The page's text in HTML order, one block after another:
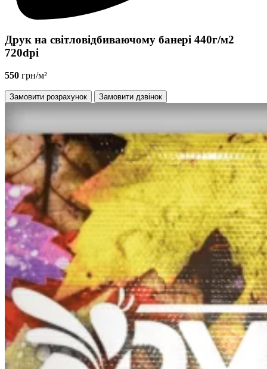
Друк на світловідбиваючому банері 440г/м2
720dpi
550 грн/м²
Замовити розрахунок Замовити дзвінок